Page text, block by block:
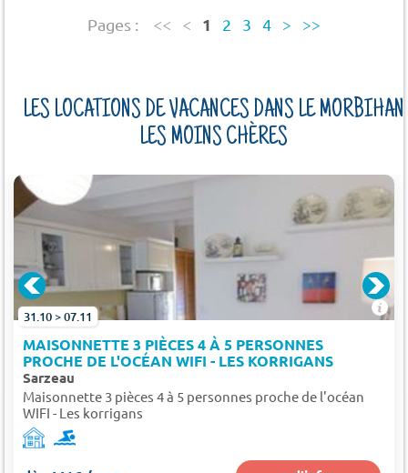
Pages : << < 1 2 3 4 > >>
LES LOCATIONS DE VACANCES DANS LE MORBIHAN
LES MOINS CHÈRES
31.10 > 07.11
MAISONNETTE 3 PIÈCES 4 À 5 PERSONNES
PROCHE DE L'OCÉAN WIFI - LES KORRIGANS
Sarzeau
Maisonnette 3 pièces 4 à 5 personnes proche de l'océan
WIFI - Les korrigans